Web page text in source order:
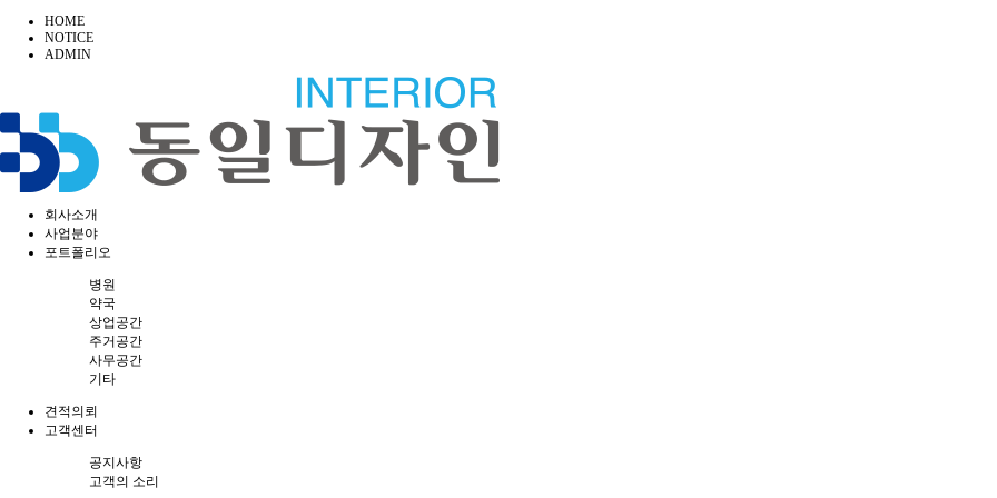
HOME
NOTICE
ADMIN
회사소개
사업분야
포트폴리오
병원
약국
상업공간
주거공간
사무공간
기타
견적의뢰
고객센터
공지사항
고객의 소리